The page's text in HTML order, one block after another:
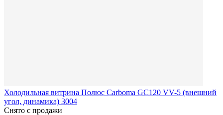
Холодильная витрина Полюс Carboma GC120 VV-5 (внешний
угол, динамика) 3004
Снято с продажи